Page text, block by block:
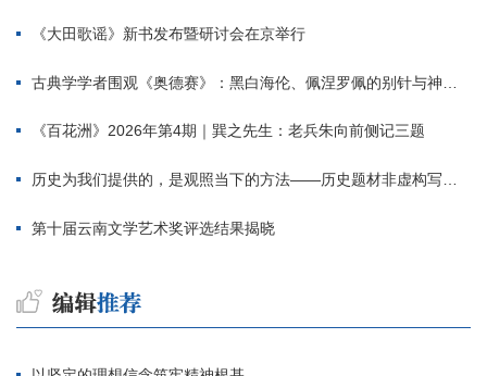
《大田歌谣》新书发布暨研讨会在京举行
古典学学者围观《奥德赛》：黑白海伦、佩涅罗佩的别针与神秘入侵者
《百花洲》2026年第4期｜巽之先生：老兵朱向前侧记三题
历史为我们提供的，是观照当下的方法——历史题材非虚构写作多人谈
第十届云南文学艺术奖评选结果揭晓